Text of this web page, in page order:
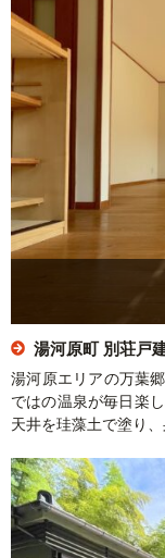
湯河原町 別荘戸
湯河原エリアの万葉
ではの温泉が毎日楽
天井を珪藻土で塗り